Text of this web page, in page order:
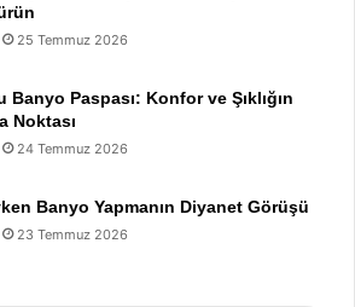
25 Temmuz 2026
Banyo Paspası: Konfor ve Şıklığın
Noktası
24 Temmuz 2026
Banyo Yapmanın Diyanet Görüşü
23 Temmuz 2026